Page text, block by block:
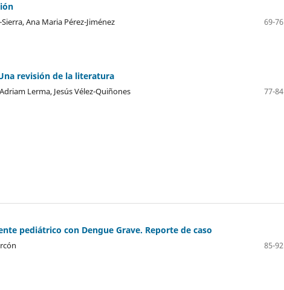
Ana Maria Pérez-Jiménez
69-76
revisión de la literatura
Lerma, Jesús Vélez-Quiñones
77-84
pediátrico con Dengue Grave. Reporte de caso
85-92